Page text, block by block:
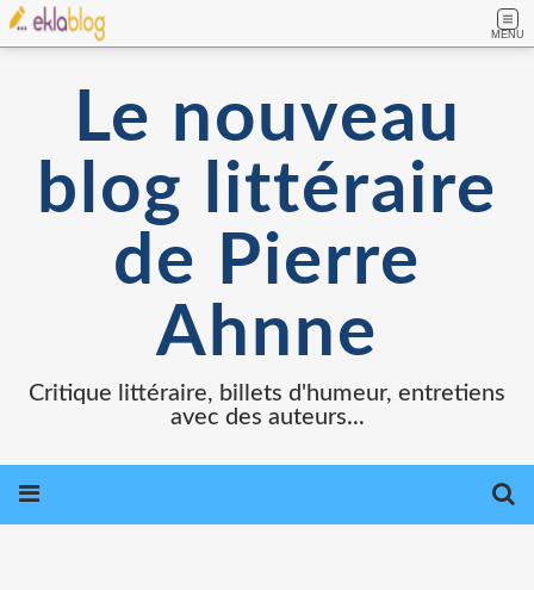
MENU
Le nouveau
blog littéraire
de Pierre
Ahnne
Critique littéraire, billets d'humeur, entretiens
avec des auteurs...